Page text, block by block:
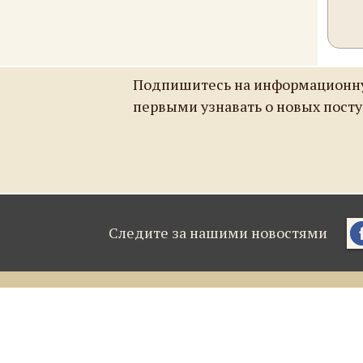
Подпишитесь на
первыми узнавать о новых
Следите за нашими новостями